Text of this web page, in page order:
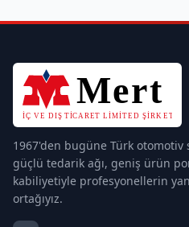
1967'den bugüne Türk
güçlü tedarik ağı, geniş ürün
kabiliyetiyle profesyonellerin
ortağıyız.